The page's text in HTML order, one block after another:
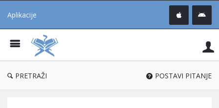
Aplikacije
®
PRETRAŽI POSTAVI PITANJE